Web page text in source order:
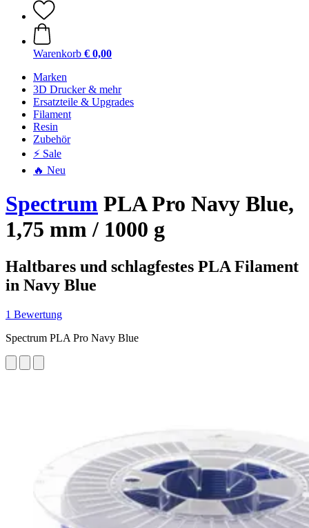
Warenkorb € 0,00
Marken
3D Drucker & mehr
Ersatzteile & Upgrades
Filament
Resin
Zubehör
⚡ Sale
🔥 Neu
Spectrum PLA Pro Navy Blue,
1,75 mm / 1000 g
Haltbares und schlagfestes PLA Filament
in Navy Blue
1 Bewertung
Spectrum PLA Pro Navy Blue